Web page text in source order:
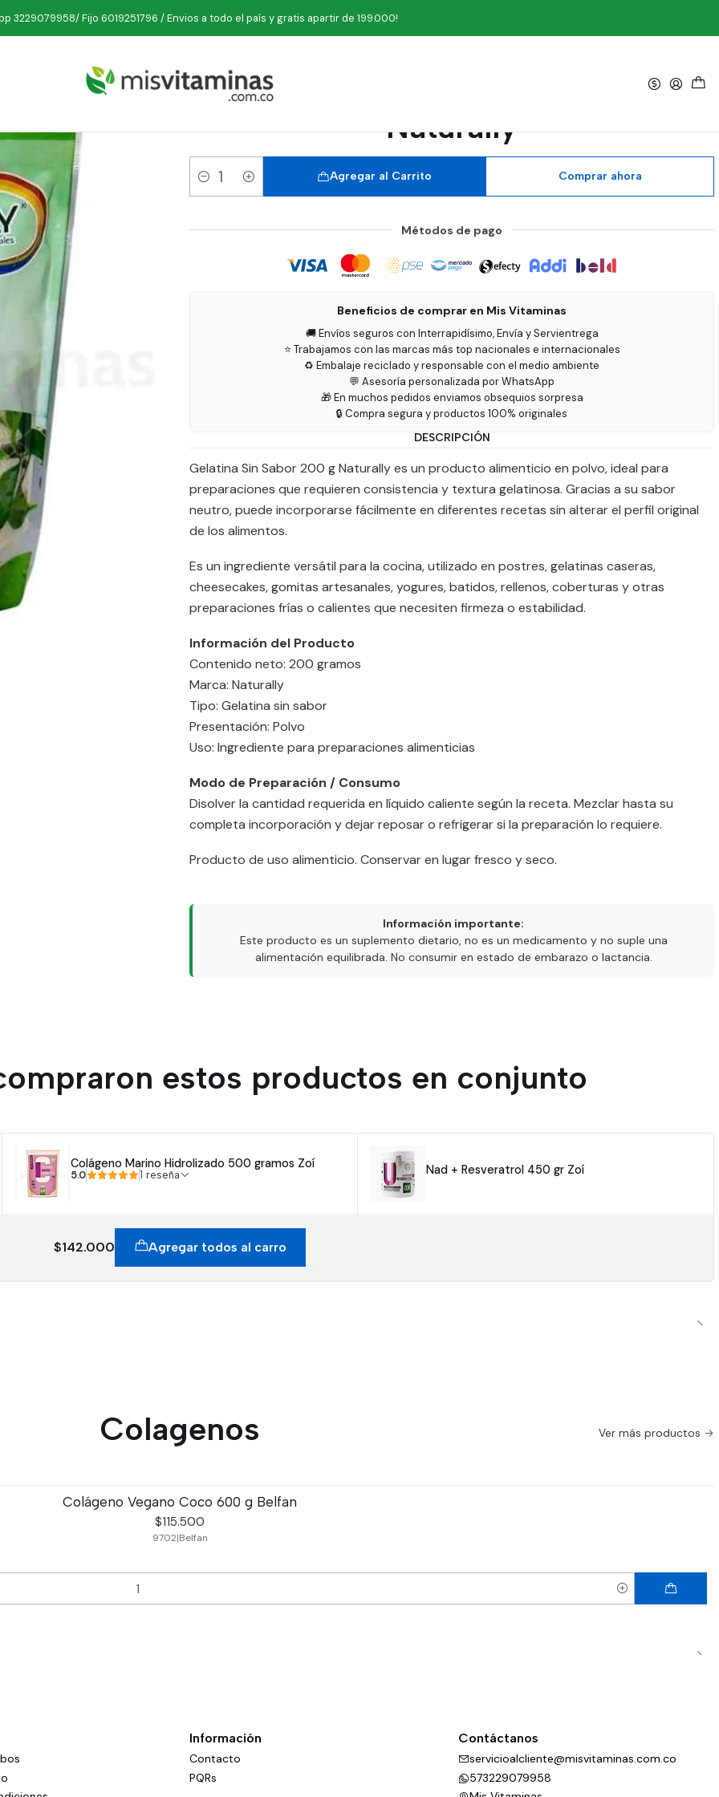
3229079958/ Fijo 6019251796 / Envios a todo el país y gratis apartir de 199.000!
Suplementos Colagenos Gelatina Sin Sabor 200 gramos Naturally
Gelatina Sin Sabor 200 gramos
Naturally
Cantidad
Agregar al Carrito Comprar ahora
Métodos de pago
Beneficios de comprar en Mis Vitaminas
🚚 Envíos seguros con Interrapidísimo, Envía y Servientrega
⭐ Trabajamos con las marcas más top nacionales e internacionales
♻️ Embalaje reciclado y responsable con el medio ambiente
💬 Asesoría personalizada por WhatsApp
🎁 En muchos pedidos enviamos obsequios sorpresa
🔒 Compra segura y productos 100% originales
DESCRIPCIÓN
Gelatina Sin Sabor 200 g Naturally es un producto alimenticio en polvo, ideal para
preparaciones que requieren consistencia y textura gelatinosa. Gracias a su sabor
neutro, puede incorporarse fácilmente en diferentes recetas sin alterar el perfil original
de los alimentos.
Es un ingrediente versátil para la cocina, utilizado en postres, gelatinas caseras,
cheesecakes, gomitas artesanales, yogures, batidos, rellenos, coberturas y otras
preparaciones frías o calientes que necesiten firmeza o estabilidad.
Información del Producto
Contenido neto: 200 gramos
Marca: Naturally
Tipo: Gelatina sin sabor
Presentación: Polvo
Uso: Ingrediente para preparaciones alimenticias
Modo de Preparación / Consumo
Disolver la cantidad requerida en líquido caliente según la receta. Mezclar hasta su
completa incorporación y dejar reposar o refrigerar si la preparación lo requiere.
Producto de uso alimenticio. Conservar en lugar fresco y seco.
Información importante:
Este producto es un suplemento dietario, no es un medicamento y no suple una
alimentación equilibrada. No consumir en estado de embarazo o lactancia.
estos productos en conjunto
Colágeno Marino Hidrolizado 500 gramos Zoí
5.0 1 reseña Nad + Resveratrol 450 gr Zoí
$142.000 Agregar todos al carro
Colagenos Ver más productos
Colágeno Vegano Coco 600 g Belfan
$115.500
9702|Belfan
Información
Contacto
PQRs
Contáctanos
servicioalcliente@misvitaminas.com.co
573229079958